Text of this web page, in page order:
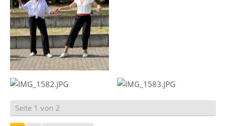
Seite 1 von 2